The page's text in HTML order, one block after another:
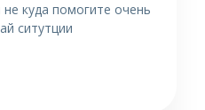
куда помогите очень
ситутции